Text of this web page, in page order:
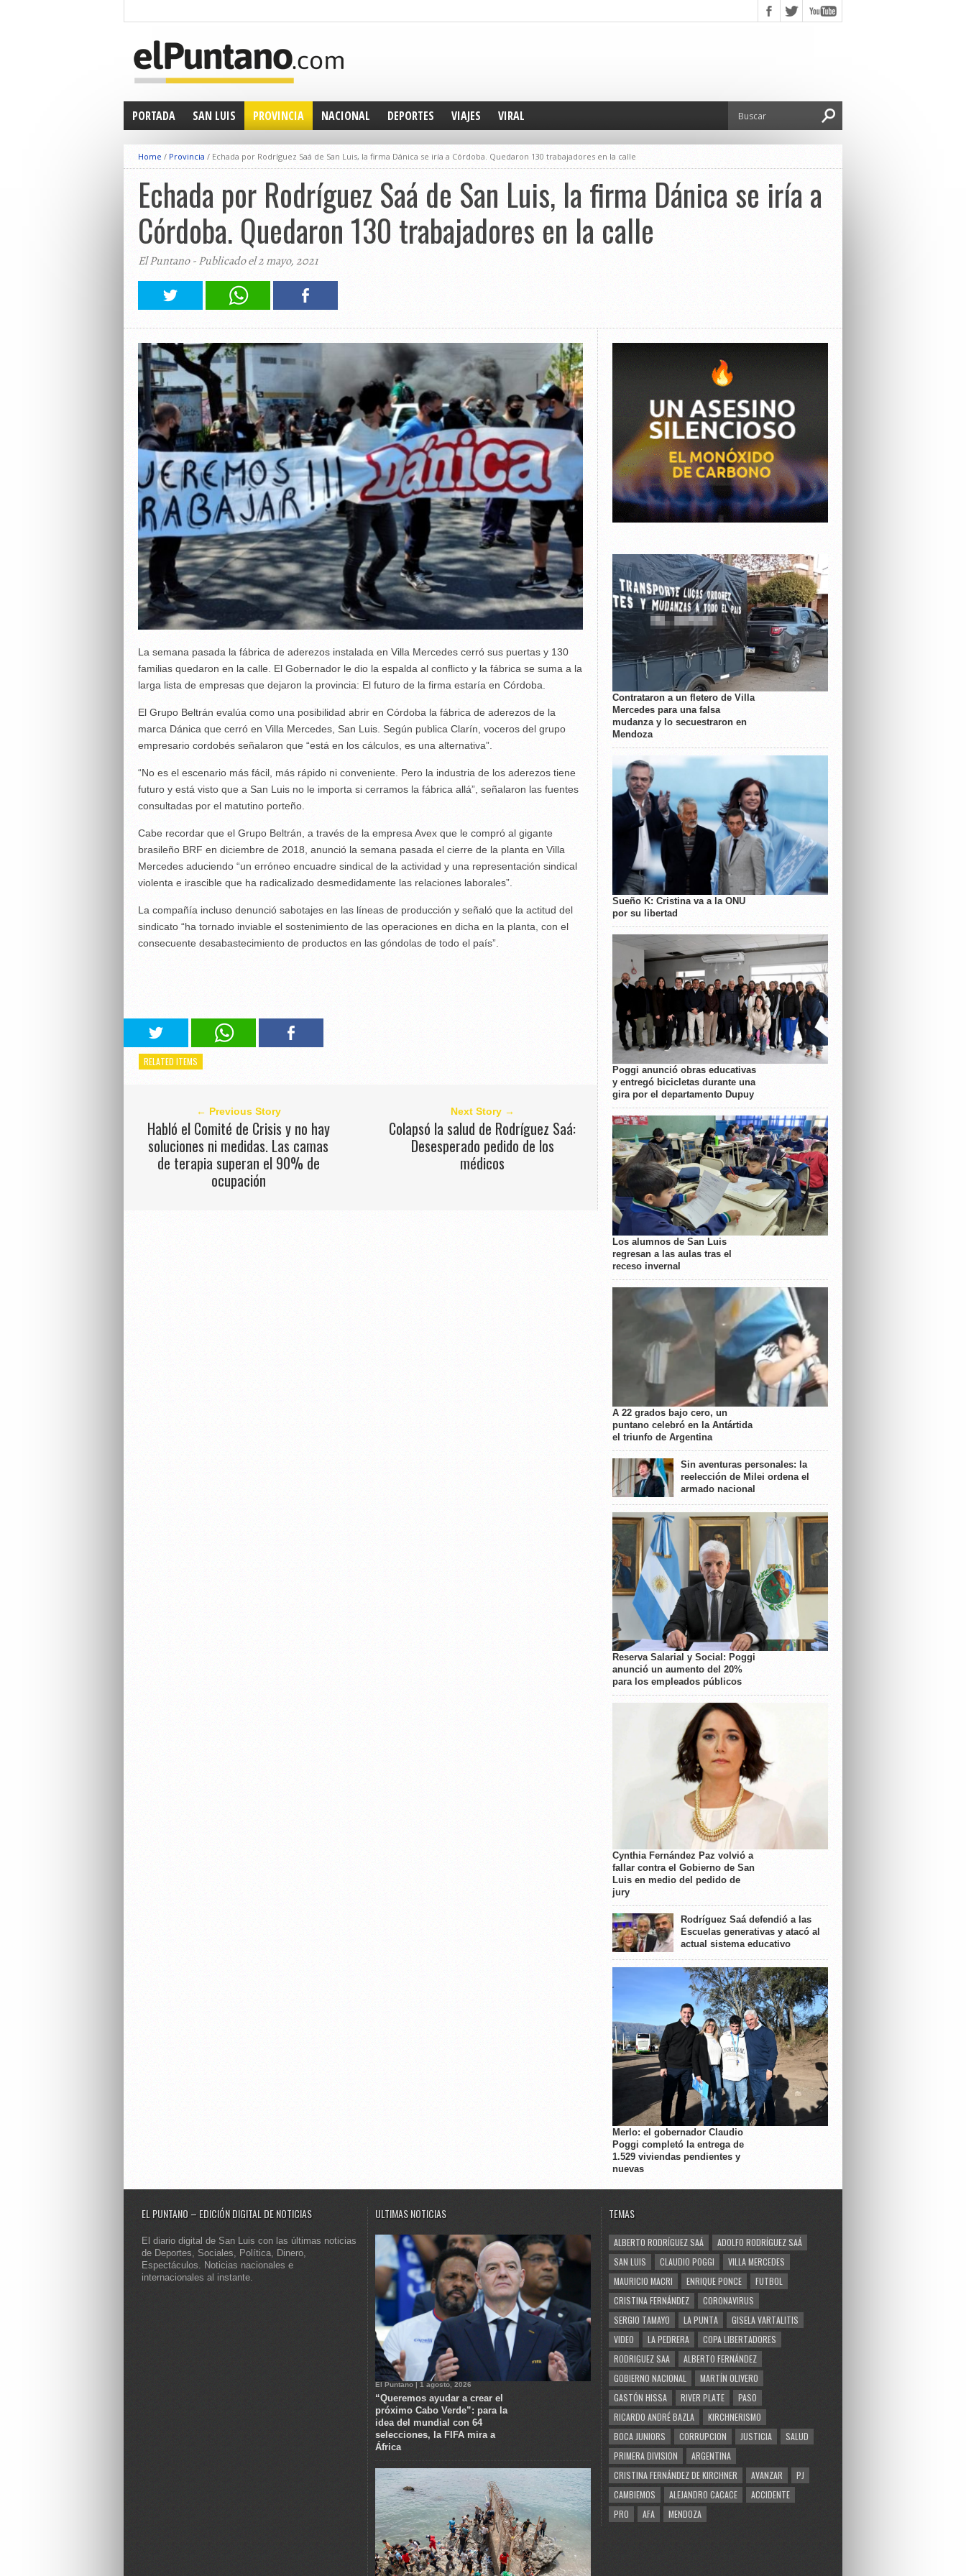
PORTADA SAN LUIS PROVINCIA NACIONAL DEPORTES VIAJES VIRAL
Home / Provincia / Echada por Rodríguez Saá de San Luis, la firma Dánica se iría a Córdoba. Quedaron 130 trabajadores en la calle
Echada por Rodríguez Saá de San Luis, la firma Dánica se iría a
Córdoba. Quedaron 130 trabajadores en la calle
El Puntano - Publicado el 2 mayo, 2021
La semana pasada la fábrica de aderezos instalada en Villa Mercedes cerró sus puertas y 130
familias quedaron en la calle. El Gobernador le dio la espalda al conflicto y la fábrica se suma a la
larga lista de empresas que dejaron la provincia: El futuro de la firma estaría en Córdoba.
El Grupo Beltrán evalúa como una posibilidad abrir en Córdoba la fábrica de aderezos de la
marca Dánica que cerró en Villa Mercedes, San Luis. Según publica Clarín, voceros del grupo
empresario cordobés señalaron que “está en los cálculos, es una alternativa”.
“No es el escenario más fácil, más rápido ni conveniente. Pero la industria de los aderezos tiene
futuro y está visto que a San Luis no le importa si cerramos la fábrica allá”, señalaron las fuentes
consultadas por el matutino porteño.
Cabe recordar que el Grupo Beltrán, a través de la empresa Avex que le compró al gigante
brasileño BRF en diciembre de 2018, anunció la semana pasada el cierre de la planta en Villa
Mercedes aduciendo “un erróneo encuadre sindical de la actividad y una representación sindical
violenta e irascible que ha radicalizado desmedidamente las relaciones laborales”.
La compañía incluso denunció sabotajes en las líneas de producción y señaló que la actitud del
sindicato “ha tornado inviable el sostenimiento de las operaciones en dicha en la planta, con el
consecuente desabastecimiento de productos en las góndolas de todo el país”.
RELATED ITEMS
← Previous Story
Habló el Comité de Crisis y no hay
soluciones ni medidas. Las camas
de terapia superan el 90% de
ocupación
Next Story →
Colapsó la salud de Rodríguez Saá:
Desesperado pedido de los
médicos
Contrataron a un fletero de Villa
Mercedes para una falsa
mudanza y lo secuestraron en
Mendoza
Sueño K: Cristina va a la ONU
por su libertad
Poggi anunció obras educativas
y entregó bicicletas durante una
gira por el departamento Dupuy
Los alumnos de San Luis
regresan a las aulas tras el
receso invernal
A 22 grados bajo cero, un
puntano celebró en la Antártida
el triunfo de Argentina
Sin aventuras personales: la
reelección de Milei ordena el
armado nacional
Reserva Salarial y Social: Poggi
anunció un aumento del 20%
para los empleados públicos
Cynthia Fernández Paz volvió a
fallar contra el Gobierno de San
Luis en medio del pedido de
jury
Rodríguez Saá defendió a las
Escuelas generativas y atacó al
actual sistema educativo
Merlo: el gobernador Claudio
Poggi completó la entrega de
1.529 viviendas pendientes y
nuevas
EL PUNTANO – EDICIÓN DIGITAL DE NOTICIAS
El diario digital de San Luis con las últimas noticias
de Deportes, Sociales, Política, Dinero,
Espectáculos. Noticias nacionales e
internacionales al instante.
ULTIMAS NOTICIAS
El Puntano | 1 agosto, 2026
“Queremos ayudar a crear el
próximo Cabo Verde”: para la
idea del mundial con 64
selecciones, la FIFA mira a
África
TEMAS
ALBERTO RODRÍGUEZ SAÁ
ADOLFO RODRÍGUEZ SAÁ
SAN LUIS
CLAUDIO POGGI
VILLA MERCEDES
MAURICIO MACRI
ENRIQUE PONCE
FUTBOL
CRISTINA FERNÁNDEZ
CORONAVIRUS
SERGIO TAMAYO
LA PUNTA
GISELA VARTALITIS
VIDEO
LA PEDRERA
COPA LIBERTADORES
RODRIGUEZ SAA
ALBERTO FERNÁNDEZ
GOBIERNO NACIONAL
MARTÍN OLIVERO
GASTÓN HISSA
RIVER PLATE
PASO
RICARDO ANDRÉ BAZLA
KIRCHNERISMO
BOCA JUNIORS
CORRUPCION JUSTICIA
SALUD
PRIMERA DIVISION
ARGENTINA
CRISTINA FERNÁNDEZ DE KIRCHNER
AVANZAR
PJ
CAMBIEMOS
ALEJANDRO CACACE
ACCIDENTE
PRO
AFA MENDOZA